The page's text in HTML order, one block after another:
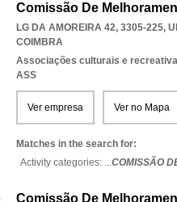
Comissão De
LG DA AMOREIRA 42, 3305-225,
COIMBRA
Associações culturais e
ASS
Ver empresa Ver no Mapa
Matches in the search for:
Activity categories: ...COMISSÃO
Comissão De